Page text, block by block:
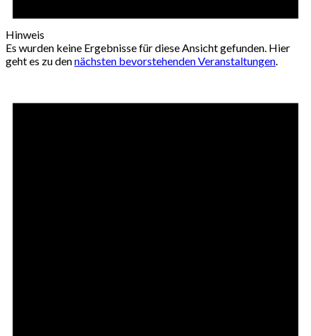
Hinweis
Es wurden keine Ergebnisse für diese Ansicht gefunden. Hier
geht es zu dennächsten bevorstehenden Veranstaltungen